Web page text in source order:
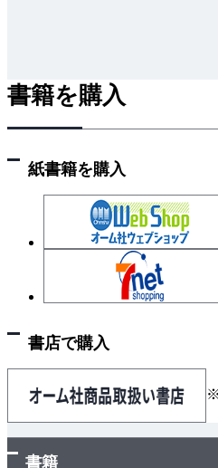
2.1.4 ジェネリックな例
2.2 迷路の解法 ［問題
2.2.2 迷路の細部
2.2.3 深さ優先探索
2.2.4 幅優先探索
2.2.5 A*探索
2.3 宣教師と食人種（
2.3.1 問題の表現
2.4 実世界での応用
3章 制約充足問題
書籍を購入
紙書籍を購入
書店で購入
書籍